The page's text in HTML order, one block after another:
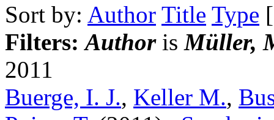
Sort by: Author Title Type
Filters:AuthorisMüller,
2011
Buerge, I. J., Keller M.,